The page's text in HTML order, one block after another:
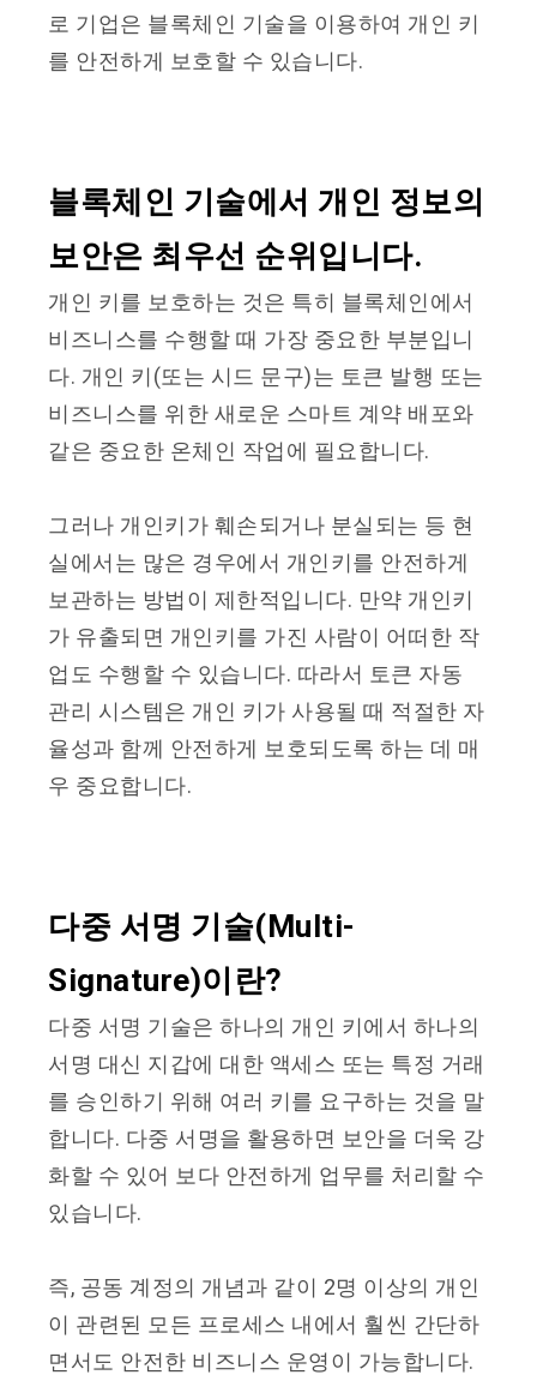
로 기업은 블록체인 기술을 이용하여 개인 키
를 안전하게 보호할 수 있습니다.
블록체인 기술에서 개인 정보의
보안은 최우선 순위입니다.
개인 키를 보호하는 것은 특히 블록체인에서
비즈니스를 수행할 때 가장 중요한 부분입니
다. 개인 키(또는 시드 문구)는 토큰 발행 또는
비즈니스를 위한 새로운 스마트 계약 배포와
같은 중요한 온체인 작업에 필요합니다.
그러나 개인키가 훼손되거나 분실되는 등 현
실에서는 많은 경우에서 개인키를 안전하게
보관하는 방법이 제한적입니다. 만약 개인키
가 유출되면 개인키를 가진 사람이 어떠한 작
업도 수행할 수 있습니다. 따라서 토큰 자동
관리 시스템은 개인 키가 사용될 때 적절한 자
율성과 함께 안전하게 보호되도록 하는 데 매
우 중요합니다.
다중 서명 기술(Multi-
Signature)이란?
다중 서명 기술은 하나의 개인 키에서 하나의
서명 대신 지갑에 대한 액세스 또는 특정 거래
를 승인하기 위해 여러 키를 요구하는 것을 말
합니다. 다중 서명을 활용하면 보안을 더욱 강
화할 수 있어 보다 안전하게 업무를 처리할 수
있습니다.
즉, 공동 계정의 개념과 같이 2명 이상의 개인
이 관련된 모든 프로세스 내에서 훨씬 간단하
면서도 안전한 비즈니스 운영이 가능합니다.